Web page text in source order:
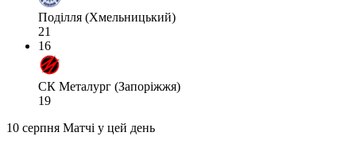
Поділля (Хмельницький)
21
16
СК Металург (Запоріжжя)
19
10 серпня Матчі у цей день